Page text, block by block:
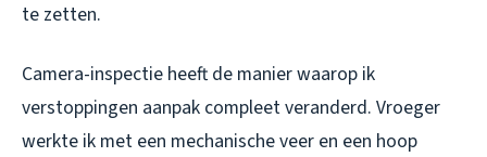
te zetten.
Camera-inspectie heeft de manier waarop ik
verstoppingen aanpak compleet veranderd. Vroeger
werkte ik met een mechanische veer en een hoop